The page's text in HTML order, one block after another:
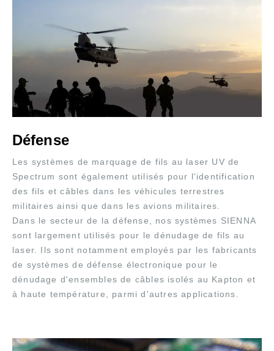
Défense
Les systèmes de marquage de fils au laser UV de
Spectrum sont également utilisés pour l'identification
des fils et câbles dans les véhicules terrestres
militaires ainsi que dans les avions militaires.
Dans le secteur de la défense, nos systèmes SIENNA
sont largement utilisés pour le dénudage de fils au
laser. Ils sont notamment employés par les fabricants
de systèmes de défense électronique pour le
dénudage d'ensembles de câbles isolés au Kapton et
à haute température, parmi d'autres applications.